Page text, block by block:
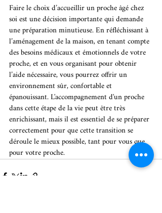
Faire le choix d’accueillir un proche âgé chez
soi est une décision importante qui demande
une préparation minutieuse. En réfléchissant à
l’aménagement de la maison, en tenant compte
des besoins médicaux et émotionnels de votre
proche, et en vous organisant pour obtenir
l’aide nécessaire, vous pourrez offrir un
environnement sûr, confortable et
épanouissant. L'accompagnement d'un proche
dans cette étape de la vie peut être très
enrichissant, mais il est essentiel de se préparer
correctement pour que cette transition se
déroule le mieux possible, tant pour vous que
pour votre proche.